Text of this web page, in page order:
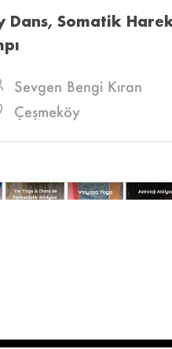
Dans, Somatik
Sevgen Bengi Kıran
Çeşmeköy